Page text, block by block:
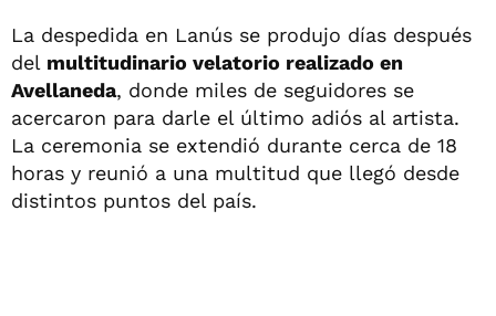
La despedida en Lanús se produjo días después
del multitudinario velatorio realizado en
Avellaneda, donde miles de seguidores se
acercaron para darle el último adiós al artista.
La ceremonia se extendió durante cerca de 18
horas y reunió a una multitud que llegó desde
distintos puntos del país.